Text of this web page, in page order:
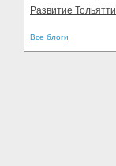
Развитие Тольятти
Все блоги